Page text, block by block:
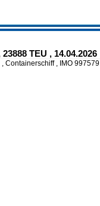
TEU ,
, Containerschiff , IMO